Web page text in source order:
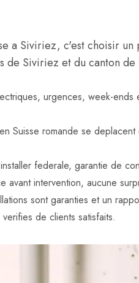
a Siviriez, c'est choisir
de Siviriez et du canton
urgences, week-ends
Suisse romande se
federale, garantie de
avant intervention, aucune
sont garanties et un
de clients satisfaits.